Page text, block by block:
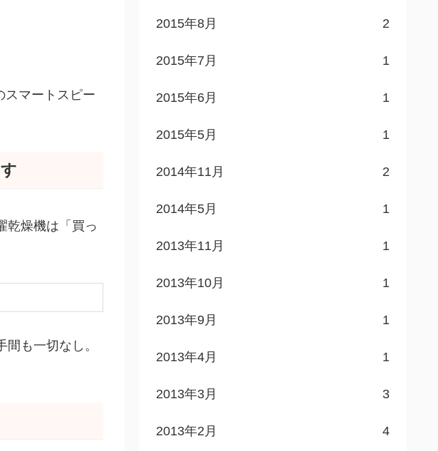
スマートスピー
乾燥機は「買っ
も一切なし。
2015年8月 2
2015年7月 1
2015年6月 1
2015年5月 1
2014年11月 2
2014年5月 1
2013年11月 1
2013年10月 1
2013年9月 1
2013年4月 1
2013年3月 3
2013年2月 4